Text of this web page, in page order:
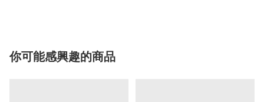
你可能感興趣的商品